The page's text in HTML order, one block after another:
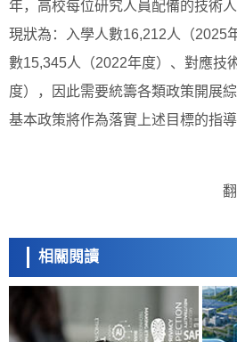
年，高校每位研究人員配備的技術
現狀為：入學人數16,212人（2025
數15,345人（2022年度）、對應技
度），因此需要統籌各類政策開展
基本政策將作為落實上述目標的指導
相關閱讀